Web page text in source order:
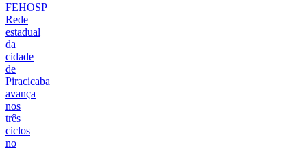
FEHOSP
Rede
estadual
da
cidade
de
Piracicaba
avança
nos
três
ciclos
no